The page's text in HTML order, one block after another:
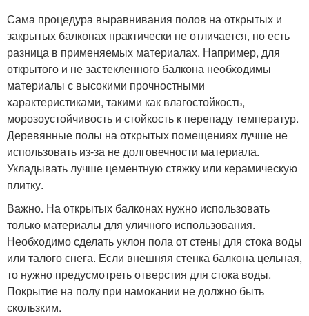
Сама процедура выравнивания полов на открытых и
закрытых балконах практически не отличается, но есть
разница в применяемых материалах. Например, для
открытого и не застекленного балкона необходимы
материалы с высокими прочностными
характеристиками, такими как влагостойкость,
морозоустойчивость и стойкость к перепаду температур.
Деревянные полы на открытых помещениях лучше не
использовать из-за не долговечности материала.
Укладывать лучше цементную стяжку или керамическую
плитку.
Важно. На открытых балконах нужно использовать
только материалы для уличного использования.
Необходимо сделать уклон пола от стены для стока воды
или талого снега. Если внешняя стенка балкона цельная,
то нужно предусмотреть отверстия для стока воды.
Покрытие на полу при намокании не должно быть
скользким.